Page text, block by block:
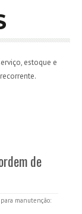
estoque e
de
manutenção: